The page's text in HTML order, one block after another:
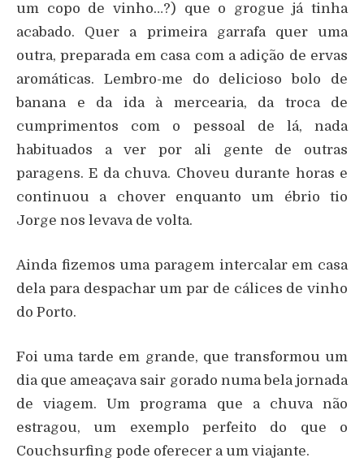
um copo de vinho…?) que o grogue já tinha
acabado. Quer a primeira garrafa quer uma
outra, preparada em casa com a adição de ervas
aromáticas. Lembro-me do delicioso bolo de
banana e da ida à mercearia, da troca de
cumprimentos com o pessoal de lá, nada
habituados a ver por ali gente de outras
paragens. E da chuva. Choveu durante horas e
continuou a chover enquanto um ébrio tio
Jorge nos levava de volta.
Ainda fizemos uma paragem intercalar em casa
dela para despachar um par de cálices de vinho
do Porto.
Foi uma tarde em grande, que transformou um
dia que ameaçava sair gorado numa bela jornada
de viagem. Um programa que a chuva não
estragou, um exemplo perfeito do que o
Couchsurfing pode oferecer a um viajante.